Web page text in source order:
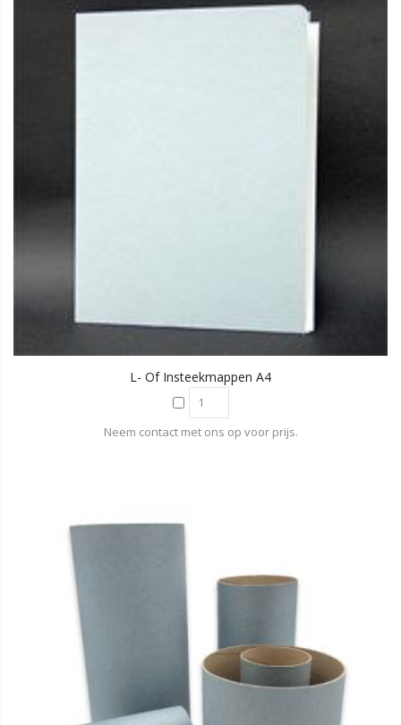
L- Of Insteekmappen A4
Neem contact met ons op voor prijs.